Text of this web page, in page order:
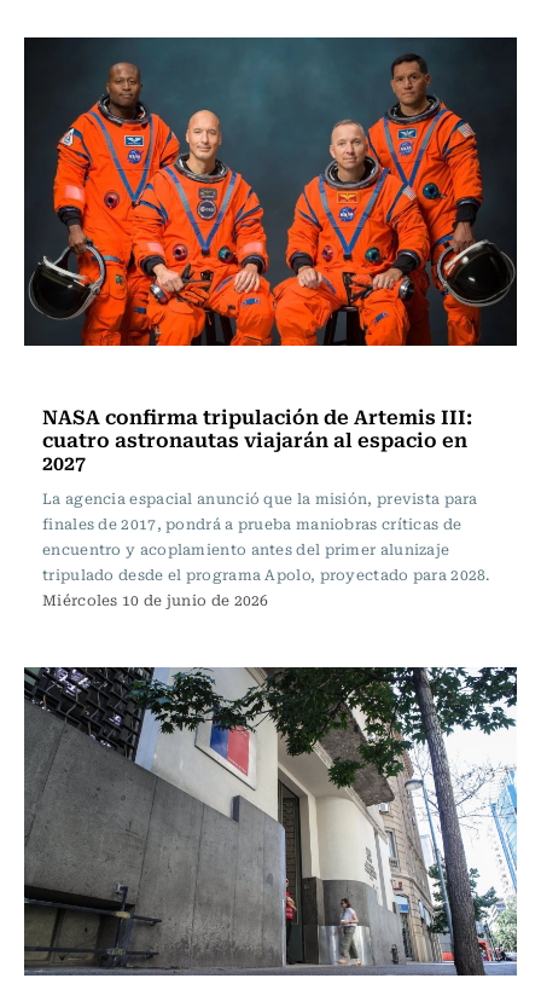
NASA confirma tripulación de Artemis III:
cuatro astronautas viajarán al espacio en
2027
La agencia espacial anunció que la misión, prevista para
finales de 2017, pondrá a prueba maniobras críticas de
encuentro y acoplamiento antes del primer alunizaje
tripulado desde el programa Apolo, proyectado para 2028.
Miércoles 10 de junio de 2026